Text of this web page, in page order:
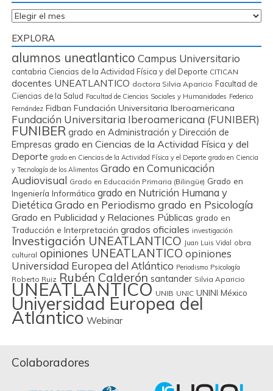
Archivos
EXPLORA
alumnos uneatlantico Campus Universitario
cantabria Ciencias de la Actividad Física y del Deporte CITICAN
docentes UNEATLANTICO doctora Silvia Aparicio Facultad de
Ciencias de la Salud Facultad de Ciencias Sociales y Humanidades Federico
Fernández Fidban Fundación Universitaria Iberoamericana
Fundación Universitaria Iberoamericana (FUNIBER)
FUNIBER grado en Administración y Dirección de
Empresas grado en Ciencias de la Actividad Física y del
Deporte grado en Ciencias de la Actividad Física y el Deporte grado en Ciencia
y Tecnología de los Alimentos Grado en Comunicación
Audiovisual Grado en Educación Primaria (Bilingüe) Grado en
Ingeniería Informática grado en Nutrición Humana y
Dietética Grado en Periodismo grado en Psicología
Grado en Publicidad y Relaciones Públicas grado en
Traducción e Interpretación grados oficiales investigación
Investigación UNEATLANTICO Juan Luis Vidal
obra
cultural opiniones UNEATLANTICO opiniones
Universidad Europea del Atlántico Periodismo Psicología
Roberto Ruiz Rubén Calderón santander Silvia Aparicio
UNEATLANTICO UNIB UNIC UNINI México
Universidad Europea del
Atlántico Webinar
Colaboradores